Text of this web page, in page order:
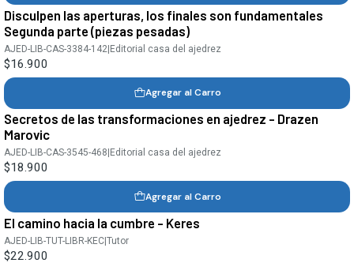
Disculpen las aperturas, los finales son fundamentales
Segunda parte (piezas pesadas)
AJED-LIB-CAS-3384-142 Editorial casa del ajedrez
$16.900
Agregar al Carro
Secretos de las transformaciones en ajedrez - Drazen
Marovic
AJED-LIB-CAS-3545-468 Editorial casa del ajedrez
$18.900
Agregar al Carro
El camino hacia la cumbre - Keres
AJED-LIB-TUT-LIBR-KEC|Tutor
$22.900